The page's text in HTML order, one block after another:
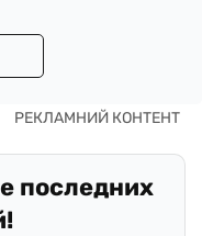
последних